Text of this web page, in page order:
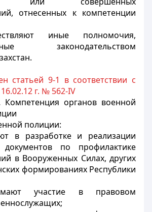
отнесенных к компетенции
иные полномочия,
законодательством
статьей 9-1 в соответствии с
г. № 562-IV
Компетенция органов военной
полиции:
в разработке и реализации
по профилактике
в Вооруженных Силах, других
формированиях Республики
участие в правовом